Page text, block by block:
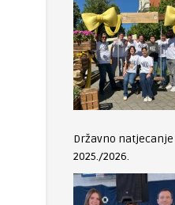
Državno
2025./2026.